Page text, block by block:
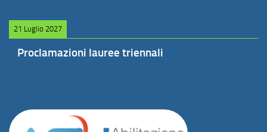
21 Luglio 2027
Proclamazioni lauree triennali